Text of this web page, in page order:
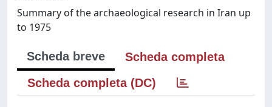
Summary of the archaeological research in Iran up
to 1975
Scheda breve
Scheda completa
Scheda completa (DC)